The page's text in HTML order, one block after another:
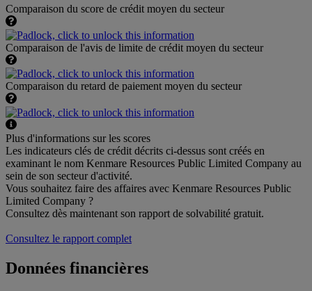
Comparaison du score de crédit moyen du secteur
Comparaison de l'avis de limite de crédit moyen du secteur
Comparaison du retard de paiement moyen du secteur
Plus d'informations sur les scores
Les indicateurs clés de crédit décrits ci-dessus sont créés en
examinant le nom Kenmare Resources Public Limited Company au
sein de son secteur d'activité.
Vous souhaitez faire des affaires avec Kenmare Resources Public
Limited Company ?
Consultez dès maintenant son rapport de solvabilité gratuit.
Consultez le rapport complet
Données financières